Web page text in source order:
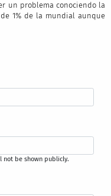
un problema conociendo la
1% de la mundial aunque
be shown publicly.